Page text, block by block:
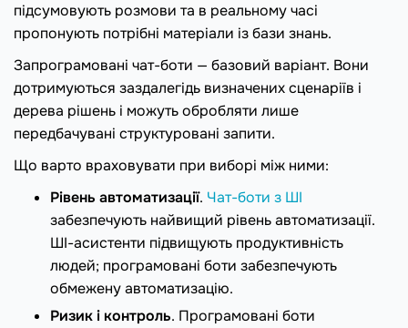
підсумовують розмови та в реальному часі
пропонують потрібні матеріали із бази знань.
Запрограмовані чат-боти — базовий варіант. Вони
дотримуються заздалегідь визначених сценаріїв і
дерева рішень і можуть обробляти лише
передбачувані структуровані запити.
Що варто враховувати при виборі між ними:
Рівень автоматизації. Чат-боти з ШІ
забезпечують найвищий рівень автоматизації.
ШІ-асистенти підвищують продуктивність
людей; програмовані боти забезпечують
обмежену автоматизацію.
Ризик і контроль. Програмовані боти